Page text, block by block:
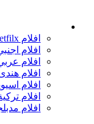
افلام Netfilx
افلام
افلام
افلام
افلام
افلام
افلام